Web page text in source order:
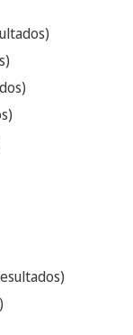
)
)
)
)
)
)